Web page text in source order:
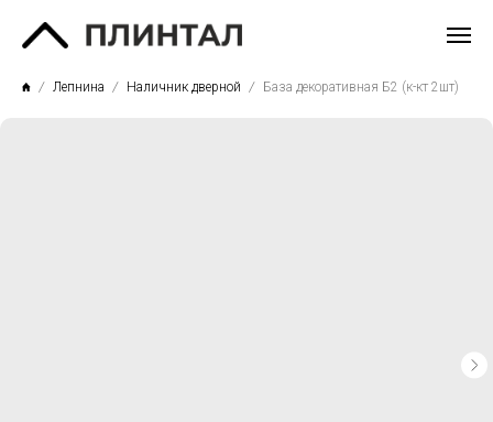
Лепнина Наличник дверной База декоративная Б2 (к-кт 2шт)